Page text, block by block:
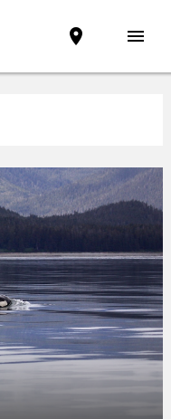
menu
place